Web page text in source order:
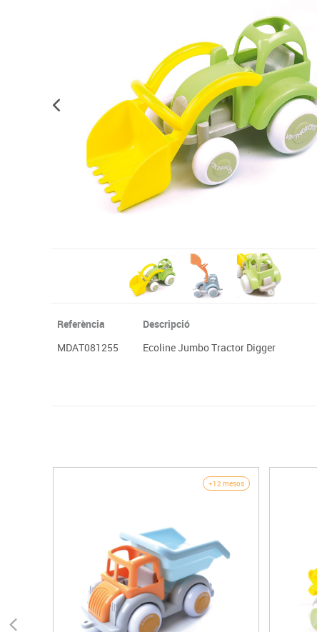
Dibuix tècnic i artístic
Material escolar
Psicomotricitat
Jocs simbòlics
Monitors interactius
Referència Descripció
MDAT081255
Ecoline Jumbo Tractor Digger
+12 mesos